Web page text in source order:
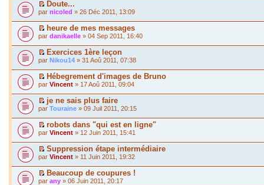
Doute...
par nicoled » 26 Déc 2011, 13:09
heure de mes messages
par danikaelle » 04 Sep 2011, 16:40
Exercices 1ère leçon
par Nikou14 » 31 Aoû 2011, 07:38
Hébegrement d'images de Bruno
par Vincent » 17 Aoû 2011, 09:04
je ne sais plus faire
par Touraine » 09 Juil 2011, 20:15
robots dans "qui est en ligne"
par Vincent » 12 Juin 2011, 15:41
Suppression étape intermédiaire
par Vincent » 11 Juin 2011, 19:32
Beaucoup de coupures !
par any » 06 Juin 2011, 20:17